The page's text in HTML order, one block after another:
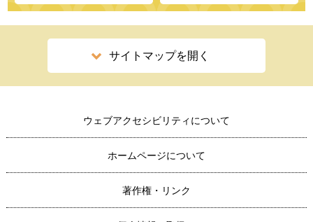
サイトマップを開く
ウェブアクセシビリティについて
ホームページについて
著作権・リンク